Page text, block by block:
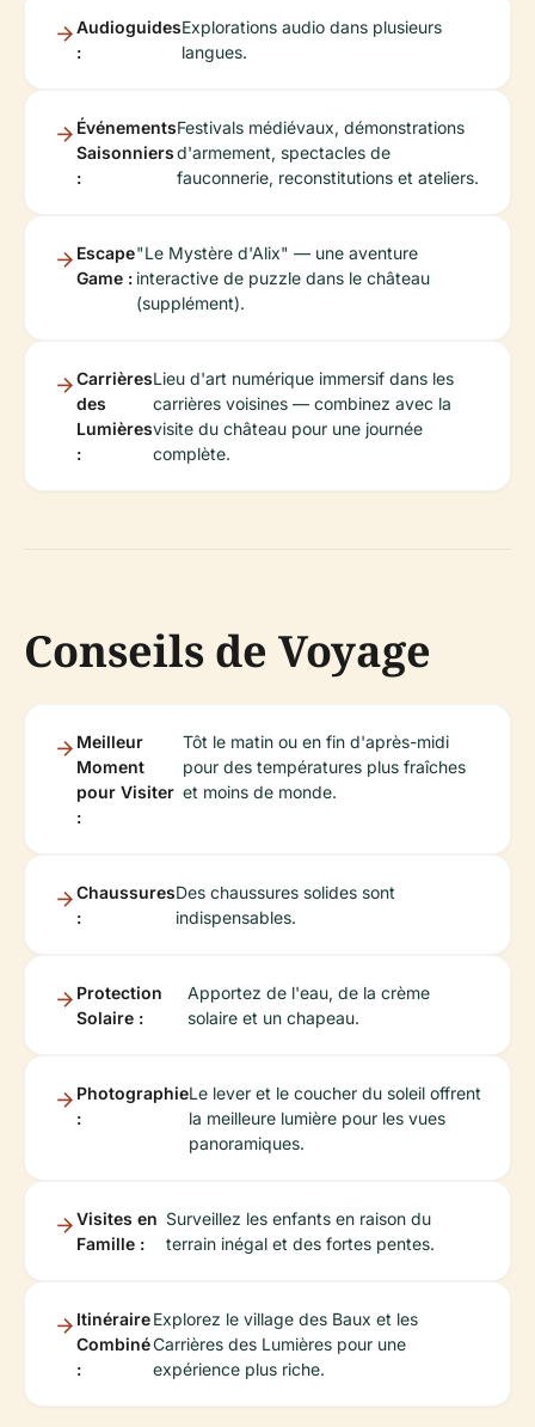
Audioguides
:
Explorations audio dans plusieurs
langues.
Événements
Saisonniers
:
Festivals médiévaux, démonstrations
d'armement, spectacles de
fauconnerie, reconstitutions et ateliers.
Escape
Game :
"Le Mystère d'Alix" — une aventure
interactive de puzzle dans le château
(supplément).
Carrières
des
Lumières
:
Lieu d'art numérique immersif dans les
carrières voisines — combinez avec la
visite du château pour une journée
complète.
Conseils de Voyage
Meilleur
Moment
pour Visiter
:
Tôt le matin ou en fin d'après-midi
pour des températures plus fraîches
et moins de monde.
Chaussures
:
Des chaussures solides sont
indispensables.
Protection
Solaire :
Apportez de l'eau, de la crème
solaire et un chapeau.
Photographie
:
Le lever et le coucher du soleil offrent
la meilleure lumière pour les vues
panoramiques.
Visites en
Famille :
Surveillez les enfants en raison du
terrain inégal et des fortes pentes.
Itinéraire
Combiné
:
Explorez le village des Baux et les
Carrières des Lumières pour une
expérience plus riche.